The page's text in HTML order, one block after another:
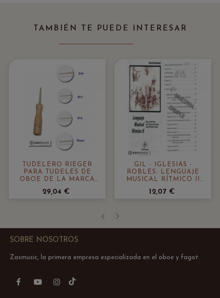
TAMBIÉN TE PUEDE INTERESAR
TUDELERO RIEGER
PARA TUDELES DE
OBOE DE LA MARCA
29,04 €
GIL - IGLESIAS -
ROBLES: LENGUAJE
MUSICAL RÍTMICO II
12,07 €
SOBRE NOSOTROS
Zasmusic, la primera empresa especializada en el oboe y fagot.
FacebookYouTubeInstagram